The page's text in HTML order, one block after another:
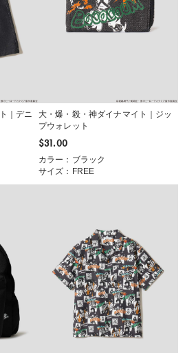
｜デニ
大・爆・殺・神ダイナマイト｜ジッ
プウォレット
$‌31.00
カラー：ブラック
サイズ：FREE